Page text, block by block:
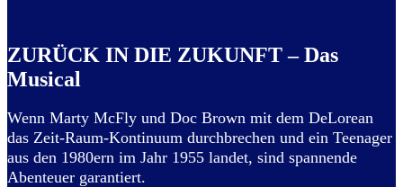
ZURÜCK IN DIE ZUKUNFT – Das
Musical
Wenn Marty McFly und Doc Brown mit dem DeLorean
das Zeit-Raum-Kontinuum durchbrechen und ein Teenager
aus den 1980ern im Jahr 1955 landet, sind spannende
Abenteuer garantiert.